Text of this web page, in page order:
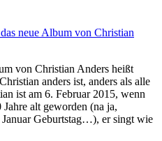
von Christian Anders heißt
anders ist, anders als alle
ist am 6. Februar 2015, wenn
alt geworden (na ja,
Geburtstag…), er singt wie